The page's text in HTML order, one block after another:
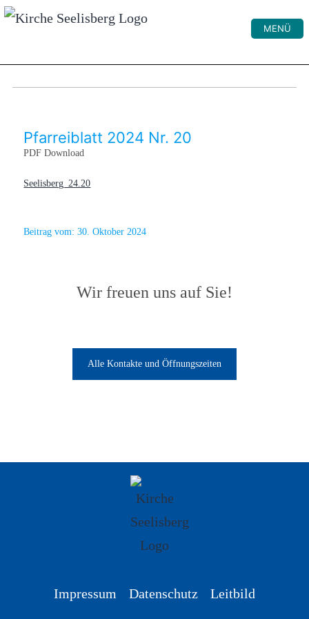
MENÜ
Pfarreiblatt 2024 Nr. 20
PDF Download
Seelisberg_24.20
Beitrag vom:30. Oktober 2024
Wir freuen uns auf Sie!
Alle Kontakte und Öffnungszeiten
Impressum Datenschutz Leitbild